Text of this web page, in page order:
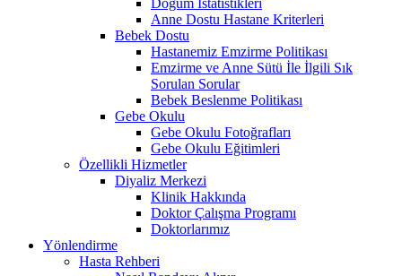
Anne Dostu Hastane Kriterleri
Bebek Dostu
Hastanemiz Emzirme Politikası
Emzirme ve Anne Sütü İle İlgili Sık
Sorulan Sorular
Bebek Beslenme Politikası
Gebe Okulu
Gebe Okulu Fotoğrafları
Gebe Okulu Eğitimleri
Özellikli Hizmetler
Diyaliz Merkezi
Klinik Hakkında
Doktor Çalışma Programı
Doktorlarımız
Yönlendirme
Hasta Rehberi